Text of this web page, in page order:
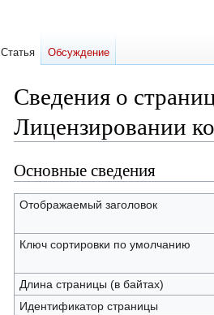
Сведения о
Лицензировании
Перейти
к
навигации
Перейти
к
поиску
Основные сведения
Отображаемый заголовок
Ключ сортировки по умолчанию
Длина страницы (в байтах)
Идентификатор страницы
Статья Обсуждение